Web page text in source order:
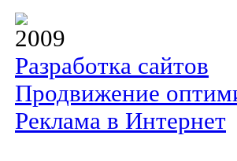
2009
Разработка сайтов
Продвижение
Реклама в Интернет